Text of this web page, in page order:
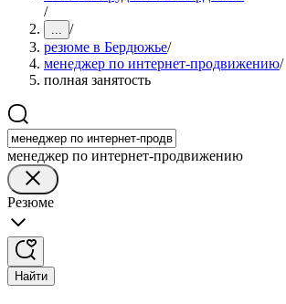
/
... /
резюме в Бердюжье/
менеджер по интернет-продвижению/
полная занятость
менеджер по интернет-продвижению
Резюме
Найти